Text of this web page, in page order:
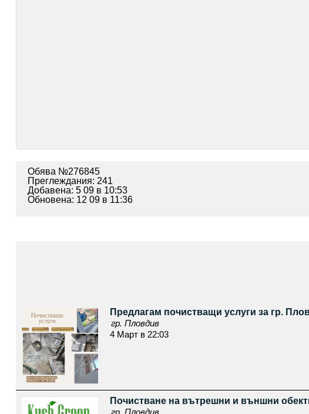
Обява №276845
Преглеждания: 241
Добавена: 5 09 в 10:53
Обновена: 12 09 в 11:36
Предлагам почистващи услуги за гр.
гр. Пловдив
4 Март в 22:03
Почистване на вътрешни и външни
гр. Пловдив